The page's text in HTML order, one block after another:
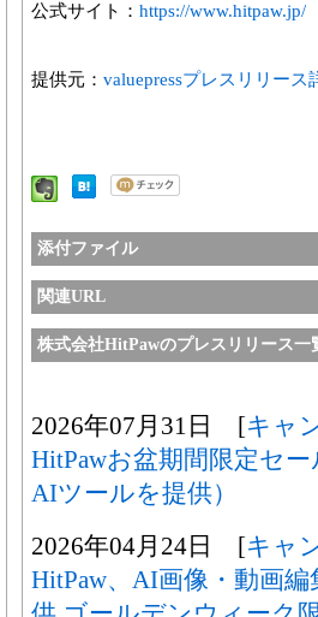
公式サイト： https://www.hitpaw.jp/
提供元： valuepressプレスリリース
添付ファイル
関連URL
株式会社HitPawのプレスリリース一
2026年07月31日 [キャ
HitPawお盆期間限定セ
AIツールを提供）
2026年04月24日 [キャ
HitPaw、AI画像・動画